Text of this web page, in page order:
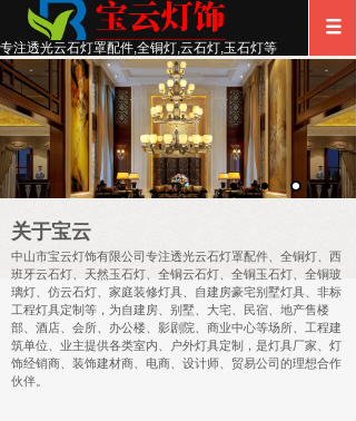
专注透光云石灯罩配件,全铜灯,云石灯,玉石灯等
关于宝云
中山市宝云灯饰有限公司专注透光云石灯罩配件、 全铜灯、西
班牙云石灯、天然玉石灯、全铜云石灯、全铜玉石灯、全铜玻
璃灯、仿云石灯、家庭装修灯具、自建房豪宅别墅灯具、非标
工程灯具定制等，为自建房、别墅、大宅、民宿、地产售楼
部、酒店、会所、办公楼、影剧院、商业中心等场所、工程建
筑单位、业主提供各类室内、户外灯具定制，是灯具厂家、灯
饰经销商、装饰建材商、电商、设计师、贸易公司的理想合作
伙伴。